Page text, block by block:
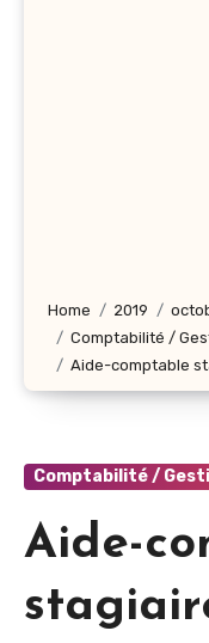
Home 2019
Comptabilité /
Aide-comptable
Comptabilité /
Aide-